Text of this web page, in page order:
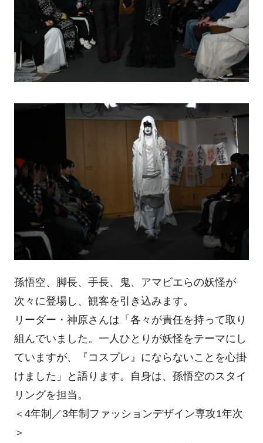
孫悟空、脚長、手長、鬼、アマビエらの妖怪が
次々に登場し、観客を引き込みます。
リーダー・神原さんは「各々が責任を持って取り
組んでいました。一人ひとりが妖怪をテーマにし
ていますが、『コスプレ』にならないことを心掛
けました」と語ります。自身は、孫悟空のスタイ
リングを担当。
＜4年制／3年制ファッションデザイン専攻1年次
＞